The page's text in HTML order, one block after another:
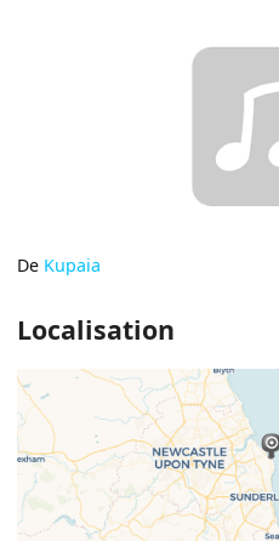
De Kupaia
Localisation